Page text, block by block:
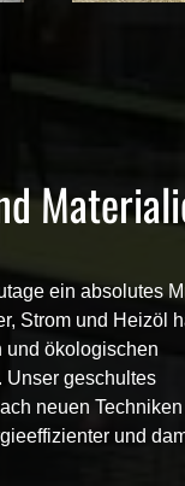
ein absolutes
Strom und Heizöl
und ökologischen
Unser geschultes
neuen Techniken
und